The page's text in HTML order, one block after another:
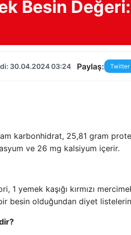
Besin
30.04.2024 03:24 Paylaş: Twitter
karbonhidrat, 25,81 gram
ve 26 mg kalsiyum içerir.
1 yemek kaşığı kırmızı
besin olduğundan diyet